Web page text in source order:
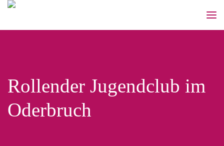
Rollender Jugendclub im
Oderbruch